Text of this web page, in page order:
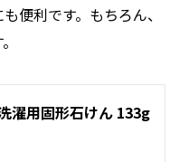
便利です。もちろん、
濯用固形石けん 133g